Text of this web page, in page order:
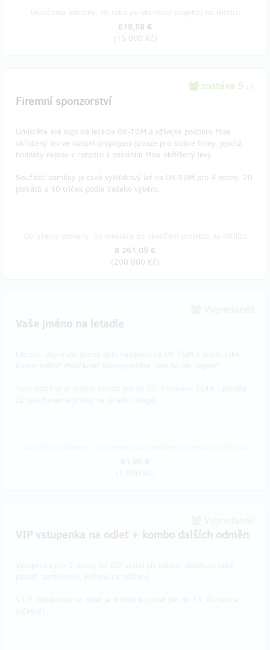
619,58 €
(15 000 Kč)
zostáva 5 z 5
Firemní sponzorství
Umístěte své logo na letadle OK-TGM a užívejte podporu Mise
okřídlený lev ve vlastní propagaci (pouze pro slušné firmy, jejichž
hodnoty nejsou v rozporu s posláním Mise okřídlený lev).
Součástí odměny je také vyhlídkový let na OK-TGM pro 4 osoby, 20
plakátů a 10 triček podle Vašeho výběru.
8 261,05 €
(200 000 Kč)
Vaše jméno na letadle
VIP vstupenka na odlet + kombo dalších odměn